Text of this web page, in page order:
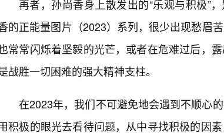
再者，孙尚香身上散发出的“乐观与积极”
的正能量图片（2023）系列，很少出现愁眉
常常闪烁着坚毅的光芒，或者在危难过后，
战胜一切困难的强大精神支柱。
在2023年，我们不可避免地会遇到不顺心
积极的眼光去看待问题，从中寻找积极的因